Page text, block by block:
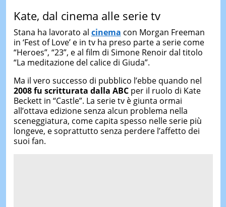
Kate, dal cinema alle serie tv
Stana ha lavorato al cinema con Morgan Freeman
in ‘Fest of Love’ e in tv ha preso parte a serie come
“Heroes”, “23”, e al film di Simone Renoir dal titolo
“La meditazione del calice di Giuda”.
Ma il vero successo di pubblico l’ebbe quando nel
2008 fu scritturata dalla ABCper il ruolo di Kate
Beckett in “Castle”. La serie tv è giunta ormai
all’ottava edizione senza alcun problema nella
sceneggiatura, come capita spesso nelle serie più
longeve, e soprattutto senza perdere l’affetto dei
suoi fan.